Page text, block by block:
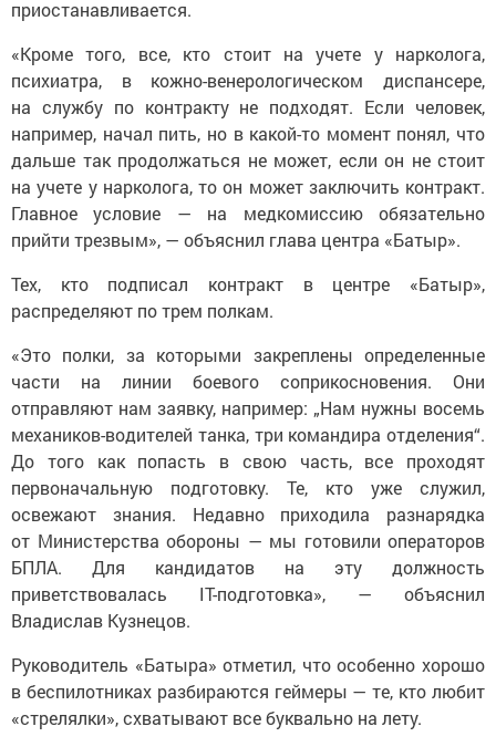
приостанавливается.
«Кроме того, все, кто стоит на учете у нарколога,
психиатра, в кожно-венерологическом диспансере,
на службу по контракту не подходят. Если человек,
например, начал пить, но в какой-то момент понял, что
дальше так продолжаться не может, если он не стоит
на учете у нарколога, то он может заключить контракт.
Главное условие — на медкомиссию обязательно
прийти трезвым», — объяснил глава центра «Батыр».
Тех, кто подписал контракт в центре «Батыр»,
распределяют по трем полкам.
«Это полки, за которыми закреплены определенные
части на линии боевого соприкосновения. Они
отправляют нам заявку, например: „Нам нужны восемь
механиков-водителей танка, три командира отделения“.
До того как попасть в свою часть, все проходят
первоначальную подготовку. Те, кто уже служил,
освежают знания. Недавно приходила разнарядка
от Министерства обороны — мы готовили операторов
БПЛА. Для кандидатов на эту должность
приветствовалась IT-подготовка», — объяснил
Владислав Кузнецов.
Руководитель «Батыра» отметил, что особенно хорошо
в беспилотниках разбираются геймеры — те, кто любит
«стрелялки», схватывают все буквально на лету.